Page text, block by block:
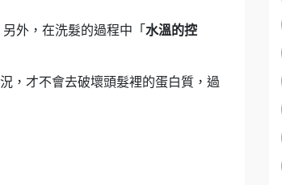
外，在洗髮的過程中「 水溫的控
，才不會去破壞頭髮裡的蛋白質，過